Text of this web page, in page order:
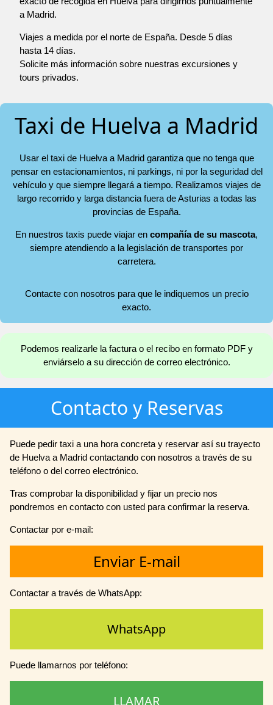
a Madrid.
Viajes a medida por el norte de España. Desde 5 días
hasta 14 días.
Solicite más información sobre nuestras excursiones y
tours privados.
Taxi de Huelva a Madrid
Usar el taxi de Huelva a Madrid garantiza que no tenga que
pensar en estacionamientos, ni parkings, ni por la seguridad del
vehículo y que siempre llegará a tiempo. Realizamos viajes de
largo recorrido y larga distancia fuera de Asturias a todas las
provincias de España.
En nuestros taxis puede viajar en compañía de su mascota,
siempre atendiendo a la legislación de transportes por
carretera.
Contacte con nosotros para que le indiquemos un precio
exacto.
Podemos realizarle la factura o el recibo en formato PDF y
enviárselo a su dirección de correo electrónico.
Contacto y Reservas
Puede pedir taxi a una hora concreta y reservar así su trayecto
de Huelva a Madrid contactando con nosotros a través de su
teléfono o del correo electrónico.
Tras comprobar la disponibilidad y fijar un precio nos
pondremos en contacto con usted para confirmar la reserva.
Contactar por e-mail:
Enviar E-mail
Contactar a través de WhatsApp:
WhatsApp
Puede llamarnos por teléfono:
LLAMAR